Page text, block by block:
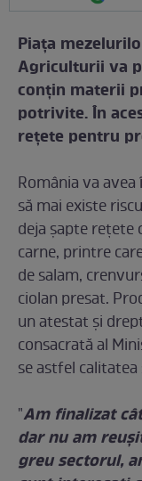
Piața
Agriculturii va
conțin materii
potrivite. În
rețete pentru
România va
să mai existe
deja șapte rețete
carne, printre
de salam,
ciolan presat.
un atestat și
consacrată al
se astfel
"Am finalizat
dar nu am
greu sectorul,